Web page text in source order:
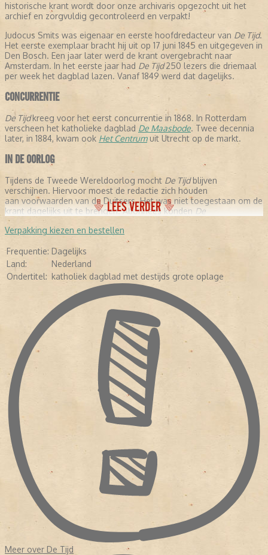
historische krant wordt door onze archivaris opgezocht uit het
archief en zorgvuldig gecontroleerd en verpakt!
Judocus Smits was eigenaar en eerste hoofdredacteur van De Tijd.
Het eerste exemplaar bracht hij uit op 17 juni 1845 en uitgegeven in
Den Bosch. Een jaar later werd de krant overgebracht naar
Amsterdam. In het eerste jaar had De Tijd250 lezers die driemaal
per week het dagblad lazen. Vanaf 1849 werd dat dagelijks.
CONCURRENTIE
De Tijdkreeg voor het eerst concurrentie in 1868. In Rotterdam
verscheen het katholieke dagblad De Maasbode. Twee decennia
later, in 1884, kwam ook Het Centrumuit Utrecht op de markt.
IN DE OORLOG
Tijdens de Tweede Wereldoorlog mocht De Tijdblijven
verschijnen. Hiervoor moest de redactie zich houden
aan voorwaarden van de Duitsers. Het was niet toegestaan om de
krant dagelijks uit te brengen. Abonnees konden De
Tijd
gedurende de oorlogsjaren slechts een keer per week lezen.
Evenals veel andere kranten kreeg ook De Tijd
financiële problemen. Er werd besloten om zogenaamde
'kopbladen' uit te geven, waaronderNieuwe Haarlemse
Kennemer DagbladenHet Nieuwe Dagblad
tijden bleven aanhouden. In 1959 fusserdeDe Tijd
. De kopbladen gingen in 1965 samen verder onder
Nieuwe Dag.Nog geen twee jaar later (in 1967) ging
De Nieuwe
op inDe Tijd
. Het lukte maar niet om nieuwe abonnees te
trekken. De bestaande abonnees zegden hun lidmaatschap op.
NIEUWE WEG
De redacteuren van De Tijd staken de hoofden bij elkaar. Met een
nieuwe formule wilden ze de krant voor de lezers aantrekkelijker
maken. Er werd meer opiniërend geschreven. Vanaf 6 september
1974 verscheen
dan ook als een (opinie)weekblad. Het
weekblad heeft nog zestien jaar bestaan voordat het doek op 7
september 1990 definitief viel.
LEES VERDER
Verpakking kiezen en bestellen
Frequentie: Dagelijks
Land:
Nederland
Ondertitel: katholiek dagblad met destijds grote oplage
Meer over De Tijd